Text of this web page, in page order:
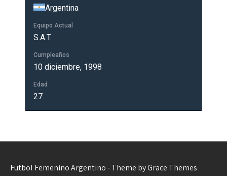
Argentina
Equipo Actual
S.A.T.
Cumpleaños
10 diciembre, 1998
Edad
27
Futbol Femenino Argentino - Theme by Grace Themes